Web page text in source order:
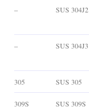
– SUS 304J2
– SUS 304J3
305 SUS 305
309S SUS 309S